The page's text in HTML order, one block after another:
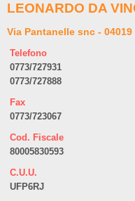
LEONARDO DA
Via Pantanelle snc - 04019
Telefono
0773/727931
0773/727888
Fax
0773/723067
Cod. Fiscale
80005830593
C.U.U.
UFP6RJ